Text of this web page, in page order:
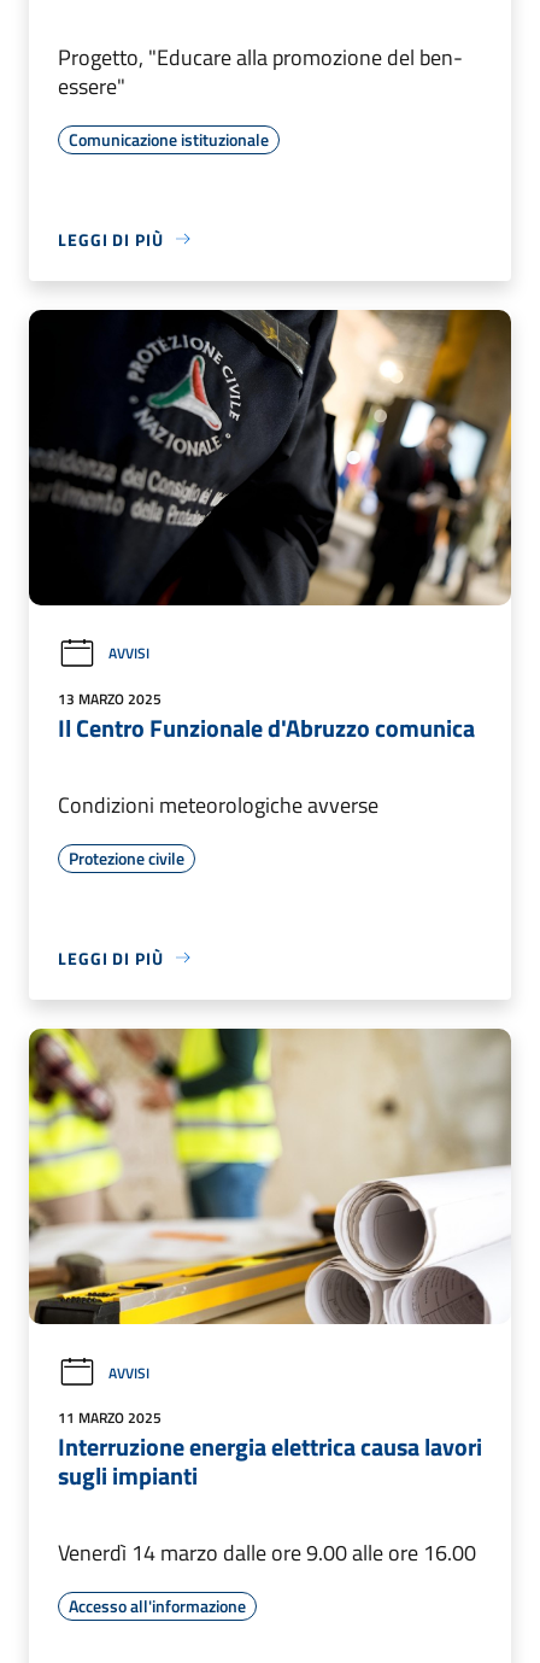
Progetto, "Educare alla promozione del ben-
essere"
Comunicazione istituzionale
LEGGI DI PIÙ
AVVISI
13 MARZO 2025
Il Centro Funzionale d'Abruzzo comunica
Condizioni meteorologiche avverse
Protezione civile
LEGGI DI PIÙ
AVVISI
11 MARZO 2025
Interruzione energia elettrica causa lavori
sugli impianti
Venerdì 14 marzo dalle ore 9.00 alle ore 16.00
Accesso all'informazione